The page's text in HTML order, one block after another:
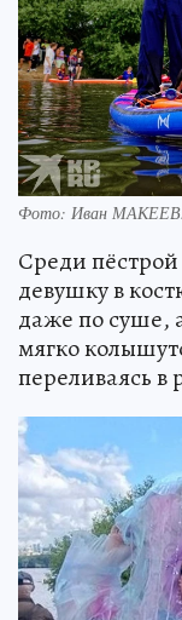
Фото: Иван МАКЕЕВ.
Среди пёстрой
девушку в
даже по суше,
мягко
переливаясь в